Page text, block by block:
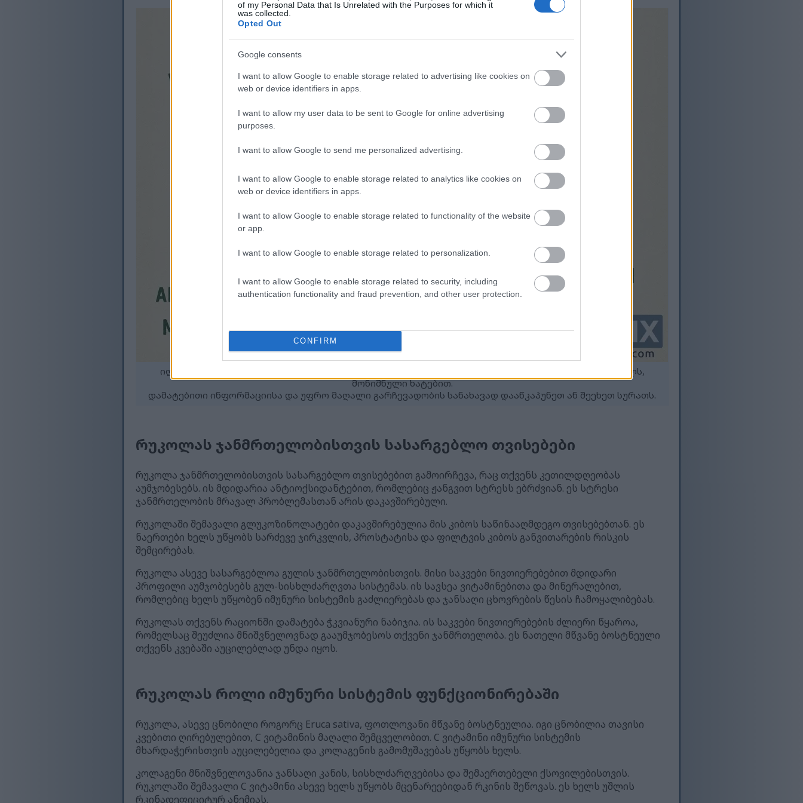
of my Personal Data that Is Unrelated with the Purposes for which it
was collected.
Opted Out
Google consents
I want to allow Google to enable storage related to advertising like cookies on
web or device identifiers in apps.
I want to allow my user data to be sent to Google for online advertising
purposes.
I want to allow Google to send me personalized advertising.
I want to allow Google to enable storage related to analytics like cookies on
web or device identifiers in apps.
I want to allow Google to enable storage related to functionality of the website
or app.
I want to allow Google to enable storage related to personalization.
I want to allow Google to enable storage related to security, including
authentication functionality and fraud prevention, and other user protection.
CONFIRM
ილუსტრაცია, რომელიც აჩვენებს რუკოლას კვებით თვისებებსა და ჯანმრთელობისთვის სარგებელს,
მონიშნული ხატებით.
დამატებითი ინფორმაციისა და უფრო მაღალი გარჩევადობის სანახავად დააწკაპუნეთ ან შეეხეთ სურათს.
რუკოლას ჯანმრთელობისთვის სასარგებლო თვისებები
რუკოლა ჯანმრთელობისთვის სასარგებლო თვისებებით გამოირჩევა, რაც თქვენს კეთილდღეობას
აუმჯობესებს. ის მდიდარია ანტიოქსიდანტებით, რომლებიც ჟანგვით სტრესს ებრძვიან. ეს სტრესი
ჯანმრთელობის მრავალ პრობლემასთან არის დაკავშირებული.
რუკოლაში შემავალი გლუკოზინოლატები დაკავშირებულია მის კიბოს საწინააღმდეგო თვისებებთან. ეს
ნაერთები ხელს უწყობს სარძევე ჯირკვლის, პროსტატისა და ფილტვის კიბოს განვითარების რისკის
შემცირებას.
რუკოლა ასევე სასარგებლოა გულის ჯანმრთელობისთვის. მისი საკვები ნივთიერებებით მდიდარი
პროფილი აუმჯობესებს გულ-სისხლძარღვთა სისტემას. ის სავსეა ვიტამინებითა და მინერალებით,
რომლებიც ხელს უწყობენ იმუნური სისტემის გაძლიერებას და ჯანსაღი ცხოვრების წესის ჩამოყალიბებას.
რუკოლას თქვენს რაციონში დამატება ჭკვიანური ნაბიჯია. ის საკვები ნივთიერებების ძლიერი წყაროა,
რომელსაც შეუძლია მნიშვნელოვნად გააუმჯობესოს თქვენი ჯანმრთელობა. ეს ნათელი მწვანე ბოსტნეული
თქვენს კვებაში აუცილებლად უნდა იყოს.
რუკოლას როლი იმუნური სისტემის ფუნქციონირებაში
რუკოლა, ასევე ცნობილი როგორც Eruca sativa, ფოთლოვანი მწვანე ბოსტნეულია. იგი ცნობილია თავისი
კვებითი ღირებულებით, C ვიტამინის მაღალი შემცველობით. C ვიტამინი იმუნური სისტემის
მხარდაჭერისთვის აუცილებელია და კოლაგენის გამომუშავებას უწყობს ხელს.
კოლაგენი მნიშვნელოვანია ჯანსაღი კანის, სისხლძარღვებისა და შემაერთებელი ქსოვილებისთვის.
რუკოლაში შემავალი C ვიტამინი ასევე ხელს უწყობს მცენარეებიდან რკინის შეწოვას. ეს ხელს უშლის
რკინადეფიციტურ ანემიას.